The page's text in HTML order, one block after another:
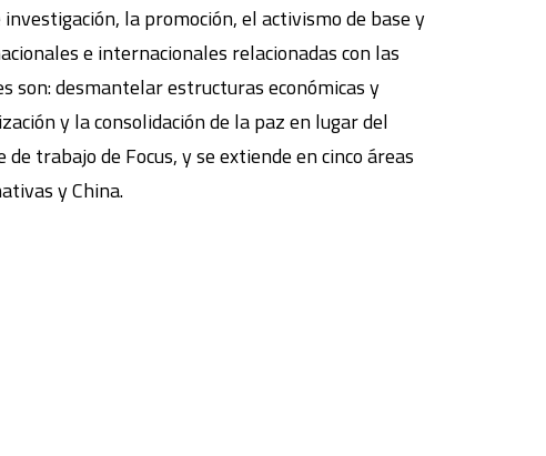
la promoción, el activismo de base y
e internacionales relacionadas con las
son: desmantelar estructuras económicas y
y la consolidación de la paz en lugar del
trabajo de Focus, y se extiende en cinco áreas
y China.